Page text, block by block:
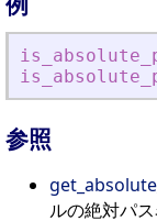
参照
ルの絶対パ